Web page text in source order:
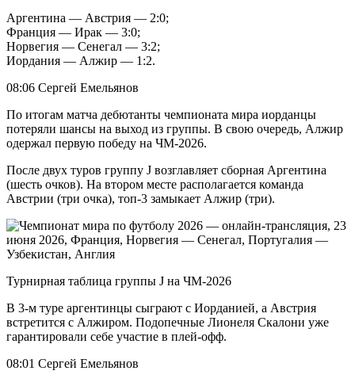
Аргентина — Австрия — 2:0;
Франция — Ирак — 3:0;
Норвегия — Сенегал — 3:2;
Иордания — Алжир — 1:2.
08:06 Сергей Емельянов
По итогам матча дебютанты чемпионата мира иорданцы
потеряли шансы на выход из группы. В свою очередь, Алжир
одержал первую победу на ЧМ-2026.
После двух туров группу J возглавляет сборная Аргентина
(шесть очков). На втором месте располагается команда
Австрии (три очка), топ-3 замыкает Алжир (три).
Турнирная таблица группы J на ЧМ-2026
В 3-м туре аргентинцы сыграют с Иорданией, а Австрия
встретится с Алжиром. Подопечные Лионеля Скалони уже
гарантировали себе участие в плей-офф.
08:01 Сергей Емельянов